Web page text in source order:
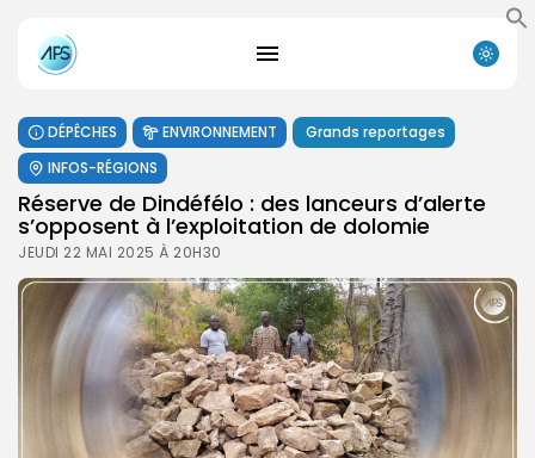
DÉPÊCHES ENVIRONNEMENT
Grands reportages
INFOS-RÉGIONS
Réserve de Dindéfélo : des lanceurs d’alerte
s’opposent à l’exploitation de dolomie
JEUDI 22 MAI 2025 À 20H30